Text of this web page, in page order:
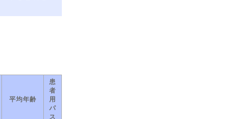
平均年齢
患
者
用
パ
ス